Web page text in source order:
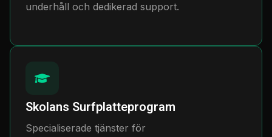
underhåll och dedikerad support.
Skolans Surfplatteprogram
Specialiserade tjänster för